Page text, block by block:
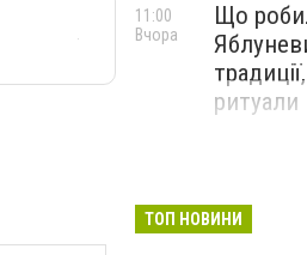
Що
ритуали
11:00
Вчора
ТОП НОВИНИ